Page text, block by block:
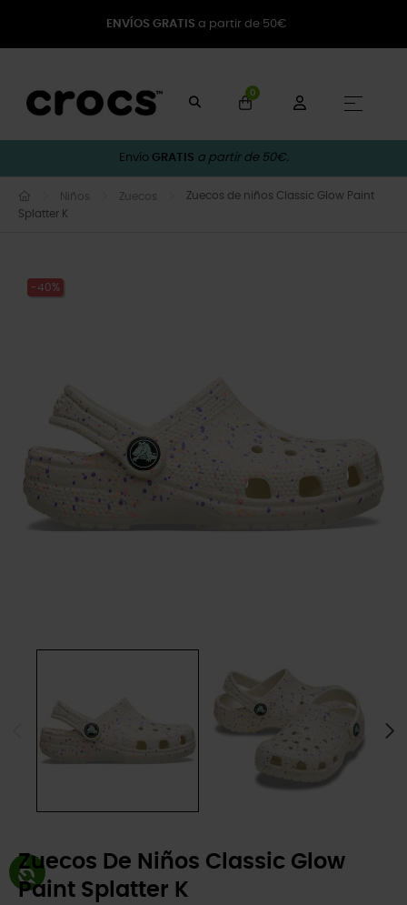
ENVÍOS GRATIS a partir de 50€
0
☰
Envío GRATIS a partir de 50€.
Niños Zuecos
Zuecos de niños Classic Glow Paint
Splatter K
-40%
Zuecos De Niños Classic Glow
Paint Splatter K